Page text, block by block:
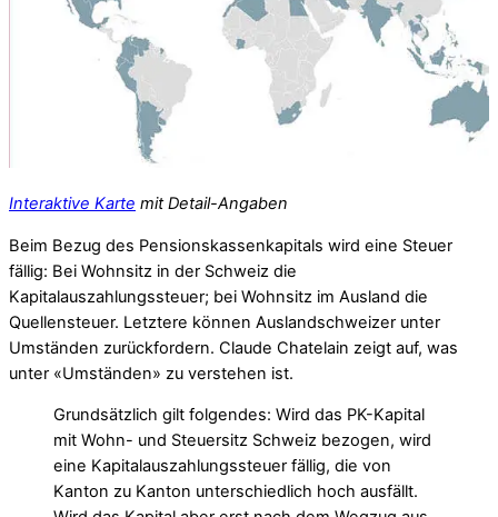
Interaktive Karte mit Detail-Angaben
Beim Bezug des Pensionskassenkapitals wird eine Steuer
fällig: Bei Wohnsitz in der Schweiz die
Kapitalauszahlungssteuer; bei Wohnsitz im Ausland die
Quellensteuer. Letztere können Auslandschweizer unter
Umständen zurückfordern. Claude Chatelain zeigt auf, was
unter «Umständen» zu verstehen ist.
Grundsätzlich gilt folgendes: Wird das PK-Kapital
mit Wohn- und Steuersitz Schweiz bezogen, wird
eine Kapitalauszahlungssteuer fällig, die von
Kanton zu Kanton unterschiedlich hoch ausfällt.